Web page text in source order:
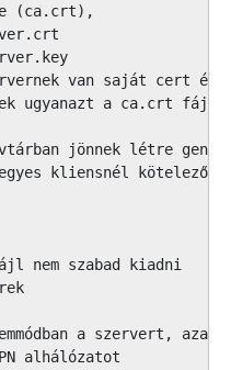
(ca.crt),
van saját cert
ugyanazt a ca.crt fájlt
jönnek létre
kliensnél kötelező
nem szabad kiadni
a szervert, azaz
alhálózatot